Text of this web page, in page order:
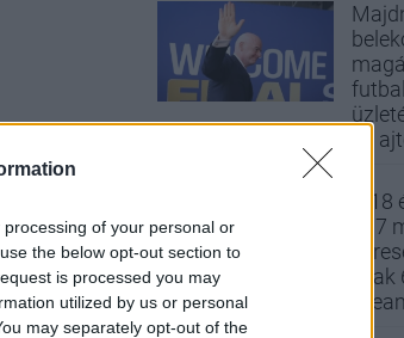
of your personal or
the below opt-out section to
is processed you may
utilized by us or personal
may separately opt-out of the
új remény
a
az 1977-es
jelent
sem a
nézve
az
A
437